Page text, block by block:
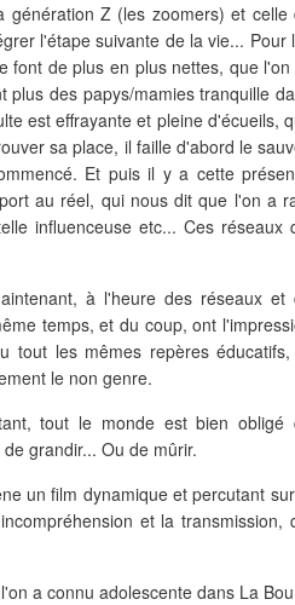
Z (les zoomers) et celle
l'étape suivante de la vie... Pour
font de plus en plus nettes, que l'on
des papys/mamies tranquille
est effrayante et pleine d'écueils,
sa place, il faille d'abord le
Et puis il y a cette
au réel, qui nous dit que l'on a
influenceuse etc... Ces réseaux
à l'heure des réseaux et
temps, et du coup, ont
tout les mêmes repères
le non genre.
tout le monde est bien obligé
grandir... Ou de mûrir.
un film dynamique et percutant
et la transmission,
a connu adolescente dans La